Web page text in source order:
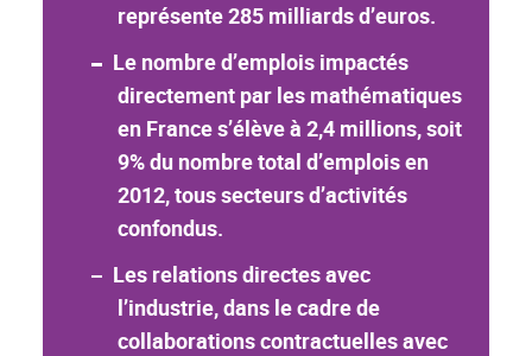
représente 285 milliards d’euros.
Le nombre d’emplois impactés
directement par les mathématiques
en France s’élève à 2,4 millions, soit
9% du nombre total d’emplois en
2012, tous secteurs d’activités
confondus.
Les relations directes avec
l’industrie, dans le cadre de
collaborations contractuelles avec